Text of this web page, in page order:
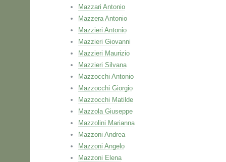
Mazzari Antonio
Mazzera Antonio
Mazzieri Antonio
Mazzieri Giovanni
Mazzieri Maurizio
Mazzieri Silvana
Mazzocchi Antonio
Mazzocchi Giorgio
Mazzocchi Matilde
Mazzola Giuseppe
Mazzolini Marianna
Mazzoni Andrea
Mazzoni Angelo
Mazzoni Elena